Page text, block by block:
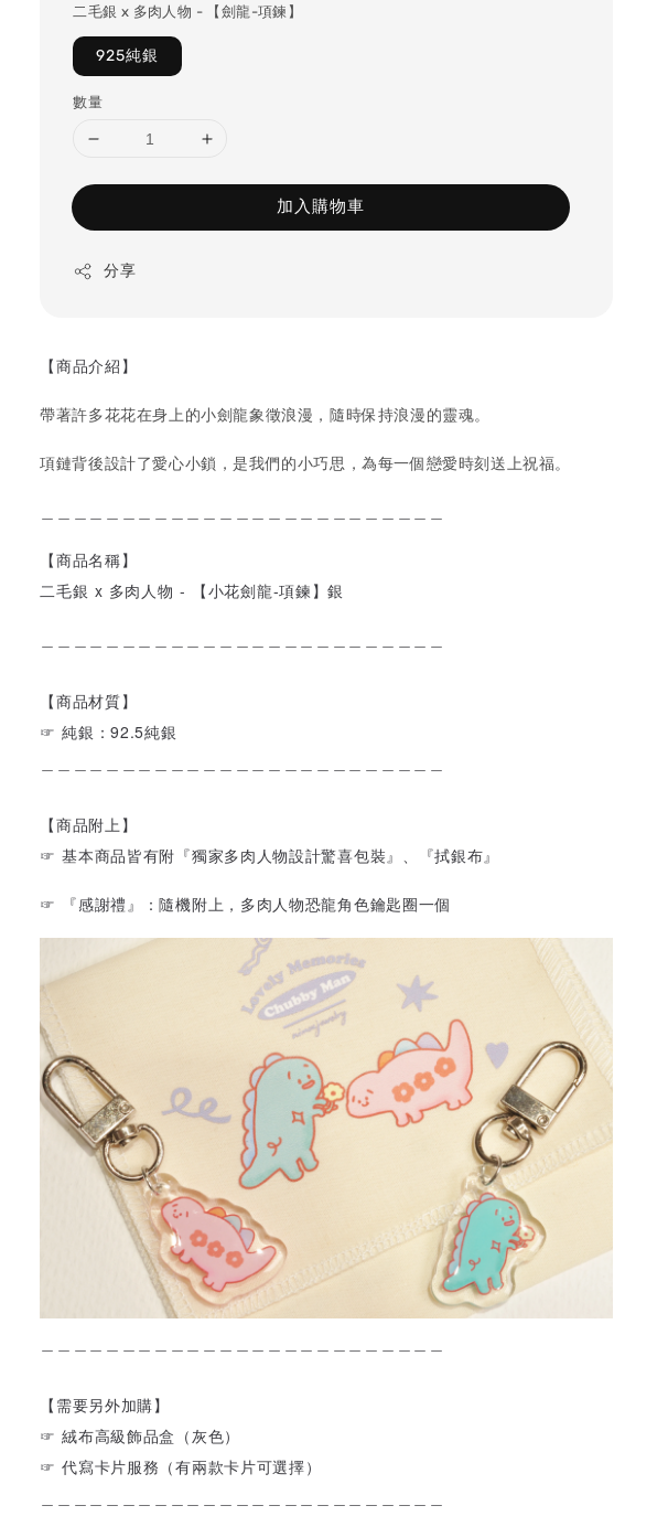
二毛銀 x 多肉人物 - 【劍龍-項鍊】
925純銀
數量
加入購物車
分享
【商品介紹】
帶著許多花花在身上的小劍龍象徵浪漫，隨時保持浪漫的靈魂。
項鏈背後設計了愛心小鎖，是我們的小巧思，為每一個戀愛時刻送上祝福。
【商品名稱】
二毛銀 x 多肉人物 - 【小花劍龍-項鍊】銀
【商品材質】
☞ 純銀：92.5純銀
【商品附上】
☞ 基本商品皆有附『獨家多肉人物設計驚喜包裝』、『拭銀布』
☞ 『感謝禮』：隨機附上，多肉人物恐龍角色鑰匙圈一個
【需要另外加購】
☞ 絨布高級飾品盒（灰色）
☞ 代寫卡片服務（有兩款卡片可選擇）